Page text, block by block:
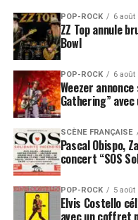
POP-ROCK 6 août
ZZ Top annule
Bowl
POP-ROCK 6 août
Weezer
Gathering”
SCÈNE FRANÇAISE
Pascal Obispo,
concert “SOS
POP-ROCK 5 août
Elvis Costello
avec un coffret